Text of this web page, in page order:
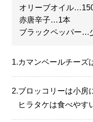
オリーブオイル
赤唐辛子…1本
ブラックペッパー…
1.カマンベールチーズ
2.ブロッコリーは小房
ヒラタケは食べやす